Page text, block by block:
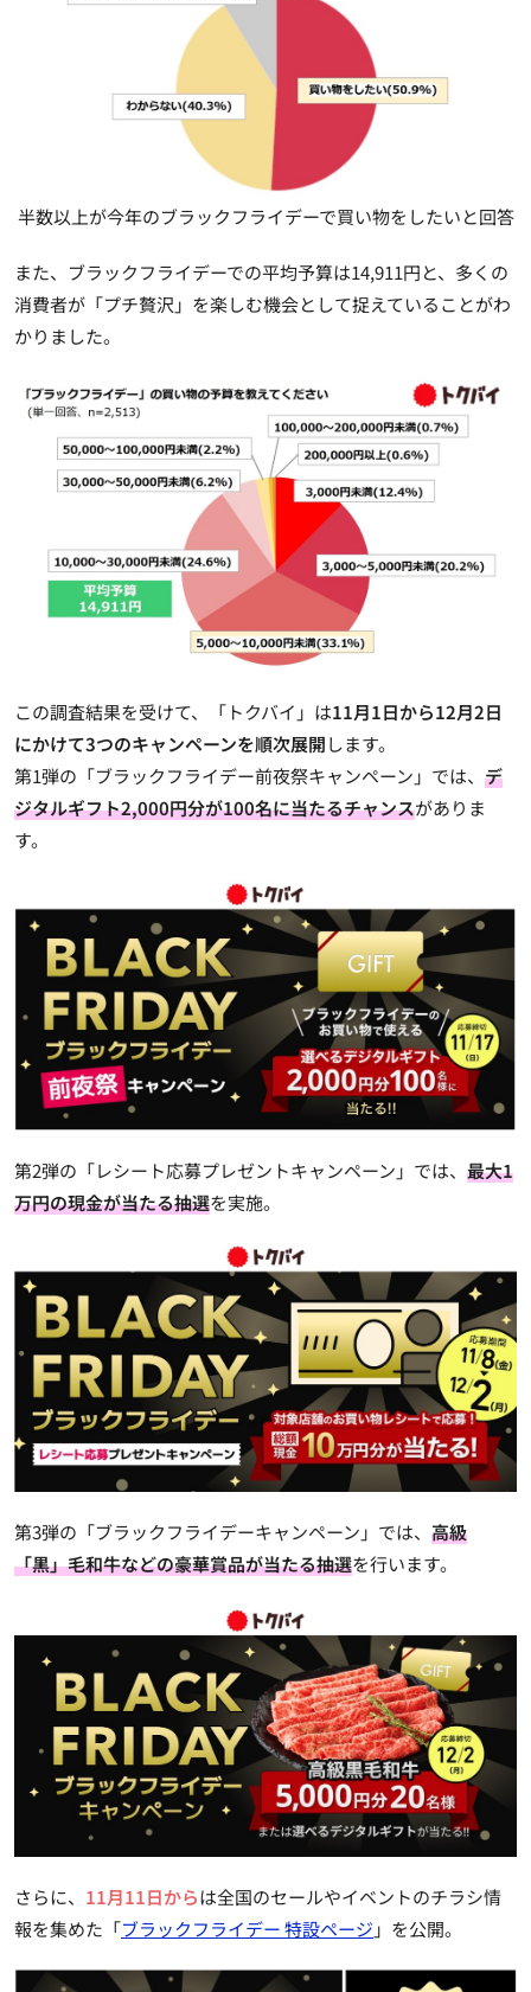
半数以上が今年のブラックフライデーで買い物をしたいと回答
また、ブラックフライデーでの平均予算は14,911円と、多くの
消費者が「プチ贅沢」を楽しむ機会として捉えていることがわ
かりました。
この調査結果を受けて、「トクバイ」は11月1日から12月2日
にかけて3つのキャンペーンを順次展開します。
第1弾の「ブラックフライデー前夜祭キャンペーン」では、 デ
ジタルギフト2,000円分が100名に当たるチャンスがありま
す。
第2弾の「レシート応募プレゼントキャンペーン」では、 最大1
万円の現金が当たる抽選を実施。
第3弾の「ブラックフライデーキャンペーン」では、 高級
「黒」毛和牛などの豪華賞品が当たる抽選を行います。
さらに、 11月11日からは全国のセールやイベントのチラシ情
報を集めた「ブラックフライデー 特設ページ 」を公開。